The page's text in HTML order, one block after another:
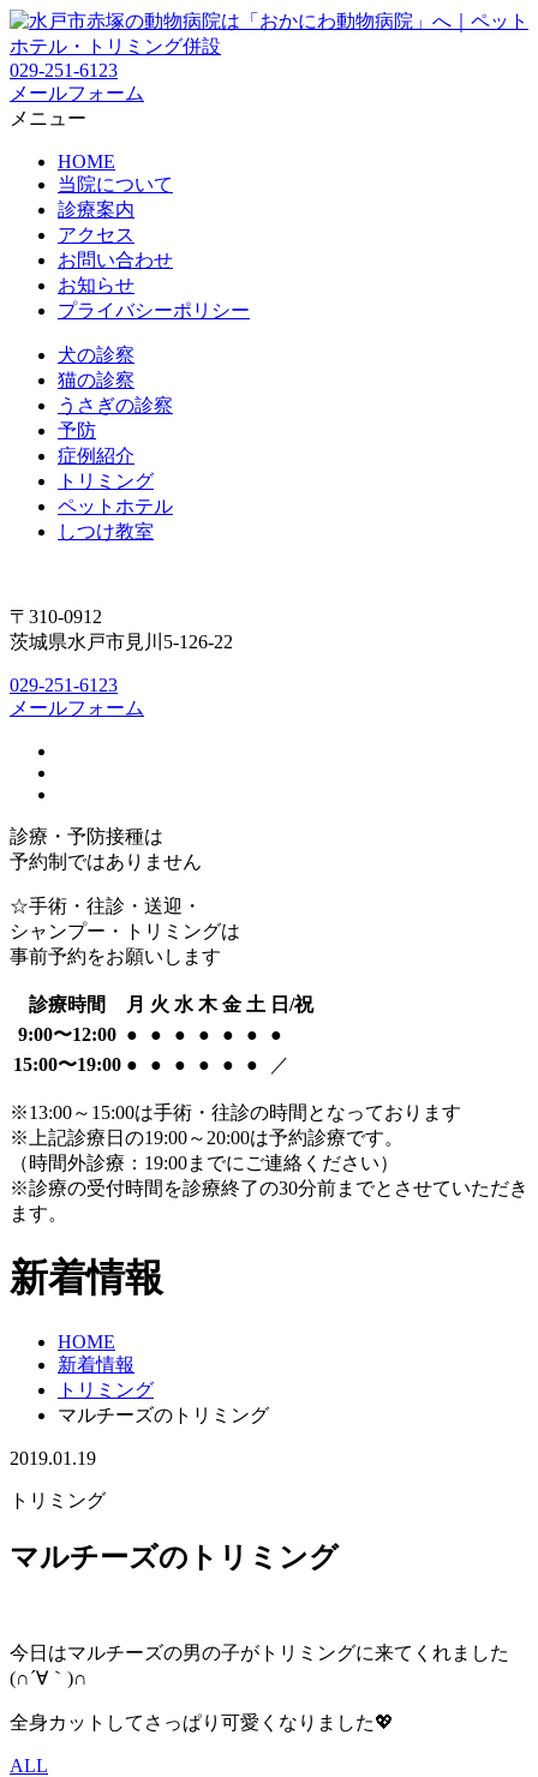
029-251-6123
メールフォーム
メニュー
HOME
当院について
診療案内
アクセス
お問い合わせ
お知らせ
プライバシーポリシー
犬の診察
猫の診察
うさぎの診察
予防
症例紹介
トリミング
ペットホテル
しつけ教室
〒310-0912
茨城県水戸市見川5-126-22
029-251-6123
メールフォーム
診療・予防接種は
予約制ではありません
☆手術・往診・送迎・
シャンプー・トリミングは
事前予約をお願いします
診療時間 月 火 水 木 金 土 日/祝
9:00〜12:00 ● ● ● ● ● ●
●
15:00〜19:00 ● ● ● ● ● ● ／
※13:00～15:00は手術・往診の時間となっております
※上記診療日の19:00～20:00は予約診療です。
（時間外診療：19:00までにご連絡ください）
※診療の受付時間を診療終了の30分前までとさせていただき
ます。
新着情報
HOME
新着情報
トリミング
マルチーズのトリミング
2019.01.19
トリミング
マルチーズのトリミング
今日はマルチーズの男の子がトリミングに来てくれました
(∩´∀｀)∩
全身カットしてさっぱり可愛くなりました💖
ALL